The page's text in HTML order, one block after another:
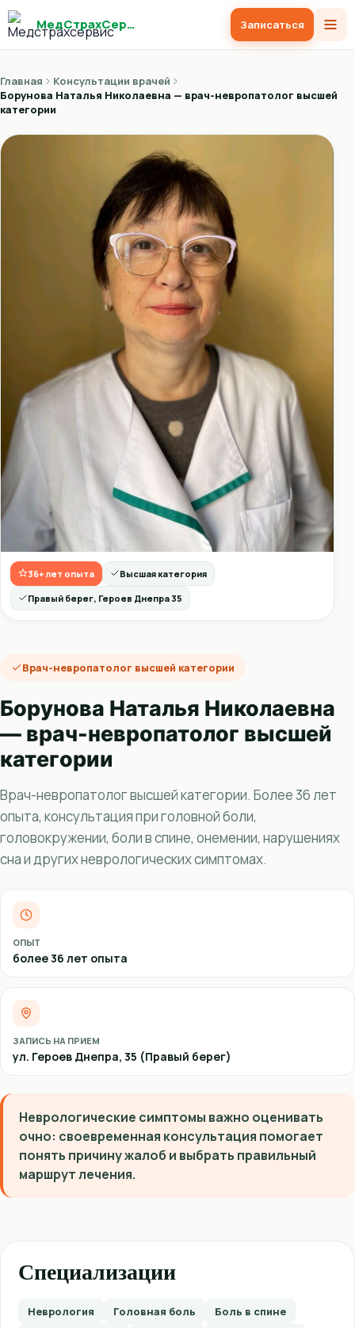
МедСтрахСервис Записаться
Главная
Консультации врачей
Борунова Наталья Николаевна — врач-невропатолог высшей
категории
36+ лет опыта Высшая категория
Правый берег, Героев Днепра 35
Врач-невропатолог высшей категории
Борунова Наталья Николаевна
— врач-невропатолог высшей
категории
Врач-невропатолог высшей категории. Более 36 лет
опыта, консультация при головной боли,
головокружении, боли в спине, онемении, нарушениях
сна и других неврологических симптомах.
ОПЫТ
более 36 лет опыта
ЗАПИСЬ НА ПРИЕМ
ул. Героев Днепра, 35 (Правый берег)
Неврологические симптомы важно оценивать
очно: своевременная консультация помогает
понять причину жалоб и выбрать правильный
маршрут лечения.
Специализации
Неврология Головная боль
Боль в спине